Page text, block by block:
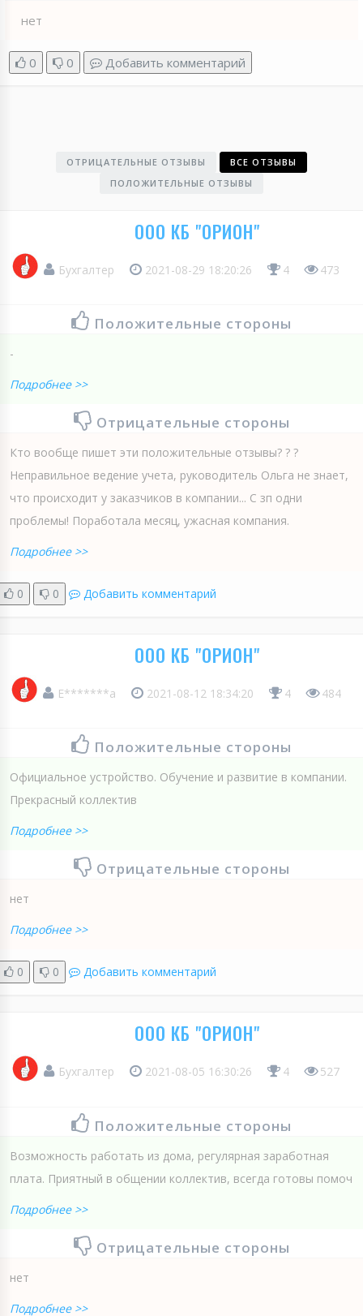
нет
0 0 Добавить комментарий
ОТРИЦАТЕЛЬНЫЕ ОТЗЫВЫ
ВСЕ ОТЗЫВЫ
ПОЛОЖИТЕЛЬНЫЕ ОТЗЫВЫ
ООО КБ "ОРИОН"
Бухгалтер 2021-08-29 18:20:26 4 473
Положительные стороны
-
Подробнее >>
Отрицательные стороны
Кто вообще пишет эти положительные отзывы? ? ?
Неправильное ведение учета, руководитель Ольга не знает,
что происходит у заказчиков в компании... С зп одни
проблемы! Поработала месяц, ужасная компания.
Подробнее >>
0 0 Добавить комментарий
ООО КБ "ОРИОН"
Е*******а 2021-08-12 18:34:20 4 484
Положительные стороны
Официальное устройство. Обучение и развитие в компании.
Прекрасный коллектив
Подробнее >>
Отрицательные стороны
нет
Подробнее >>
0 0 Добавить комментарий
ООО КБ "ОРИОН"
Бухгалтер 2021-08-05 16:30:26 4 527
Положительные стороны
Возможность работать из дома, регулярная заработная
плата. Приятный в общении коллектив, всегда готовы помоч
Подробнее >>
Отрицательные стороны
нет
Подробнее >>